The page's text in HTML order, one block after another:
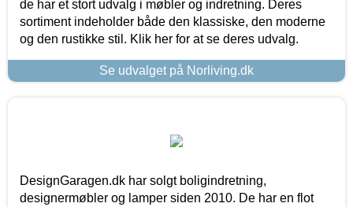
de har et stort udvalg i møbler og indretning. Deres
sortiment indeholder både den klassiske, den moderne
og den rustikke stil. Klik her for at se deres udvalg.
Se udvalget på Norliving.dk
DesignGaragen.dk har solgt boligindretning,
designermøbler og lamper siden 2010. De har en flot